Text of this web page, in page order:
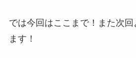
では今回はここまで！また次
ます！